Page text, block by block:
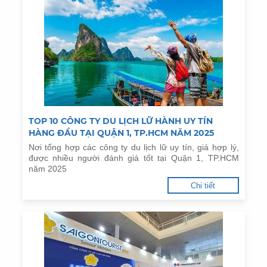
TOP 10 CÔNG TY DU LỊCH LỮ HÀNH UY TÍN
HÀNG ĐẦU TẠI QUẬN 1, TP.HCM NĂM 2025
Nơi tổng hợp các công ty du lịch lữ uy tín, giá hợp lý,
được nhiều người đánh giá tốt tại Quận 1, TP.HCM
năm 2025
Chi tiết